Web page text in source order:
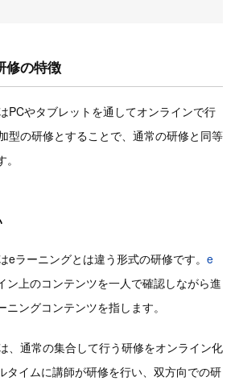
修の特徴
PCやタブレットを通してオンラインで行
型の研修とすることで、通常の研修と同等
eラーニングとは違う形式の研修です。 e
ン上のコンテンツを一人で確認しながら進
ングコンテンツを指します。
、通常の集合して行う研修をオンライン化
タイムに講師が研修を行い、双方向での研